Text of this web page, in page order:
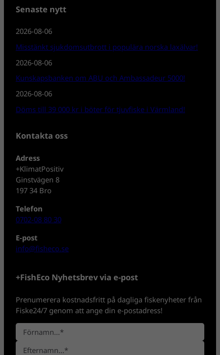
Senaste nytt
2026-08-06
Misstänkt sjukdomsutbrott i populära norska laxälvar!
2026-08-06
Kunskapsbanken om ABU och Ambassadeur 5000!
2026-08-06
Döms till 39 000 kr i böter för tjuvfiske i Värmland!
Kontakta oss
Adress
+KlimatPositiv
Ginstvägen 8
197 34 Bro
Telefon
0702-08 80 30
E-post
info@fisheco.se
+FishEco Nyhetsbrev via e-post
Prenumerera kostnadsfritt på dagliga fiskenyheter från
Fiske24/7 genom att ange din e-postadress!
N
a
F